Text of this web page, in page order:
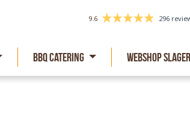
BBQ Catering Webshop
9.6 296